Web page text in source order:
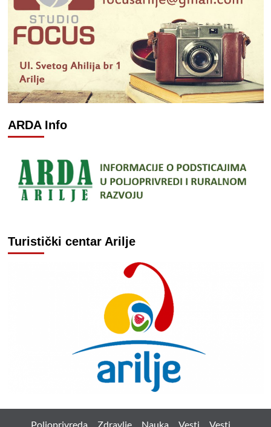
ARDA Info
Turistički centar Arilje
Poljoprivreda Zdravlje Nauka Vesti Vesti